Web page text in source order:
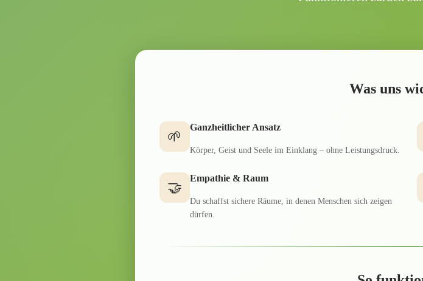
Was uns
🌱
Ganzheitlicher Ansatz
Körper, Geist und Seele im Einklang – ohne Leistungsdruck.
🤝
Empathie & Raum
Du schaffst sichere Räume, in denen Menschen sich zeigen
dürfen.
🕯️
💛 Persönlich mit Katharina